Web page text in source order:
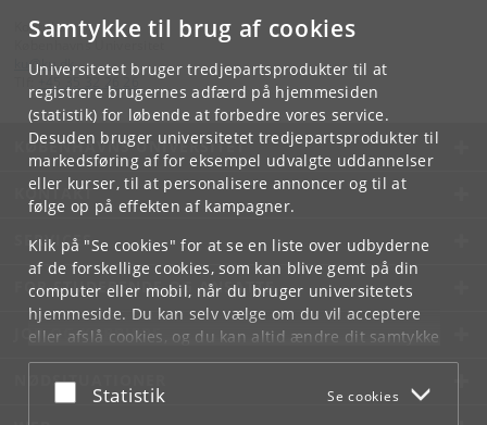
Samtykke til brug af cookies
Universitetet bruger tredjepartsprodukter til at
registrere brugernes adfærd på hjemmesiden
(statistik) for løbende at forbedre vores service.
Desuden bruger universitetet tredjepartsprodukter til
markedsføring af for eksempel udvalgte uddannelser
eller kurser, til at personalisere annoncer og til at
følge op på effekten af kampagner.
Klik på "Se cookies" for at se en liste over udbyderne
af de forskellige cookies, som kan blive gemt på din
computer eller mobil, når du bruger universitetets
hjemmeside. Du kan selv vælge om du vil acceptere
eller afslå cookies, og du kan altid ændre dit samtykke
underCookie- og privatlivspolitiksom du finder i
bunden af hver side.
Acceptér eller afslå
Statistik Se cookies
Kontakt:
Københavns Universitet
@ku.dk
KØBENHAVNS UNIVERSITET
KONTAKT
SERVICES
FOR STUDERENDE OG ANSATTE
JOB OG KARRIERE
NØDSITUATIONER